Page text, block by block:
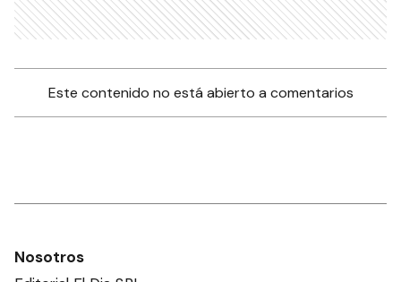
Este contenido no está abierto a comentarios
Nosotros